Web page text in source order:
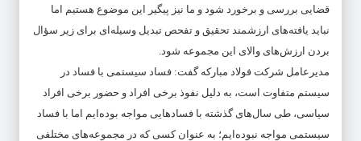
قضایی بررسی و برخورد شود و ما نیز پیگیر این موضوع هستیم اما
نباید یافته‌های ارزشمند تحقیق و تفحص تبدیل وسیله‌ای برای زیر سؤال
بردن ارزش‌های والای این مجموعه شود.
مدیرعامل شرکت فولاد مبارکه گفت: فساد سیستمی با فساد در
سیستم متفاوت است، به دلیل نفوذ برخی افراد و حضور برخی افراد
سیاسی، طی سال‌های گذشته با فسادهایی مواجه بوده‌ایم اما با فساد
سیستمی مواجه نبوده‌ایم؛ به‌ عنوان کسی که در مجموعه‌های مختلفی